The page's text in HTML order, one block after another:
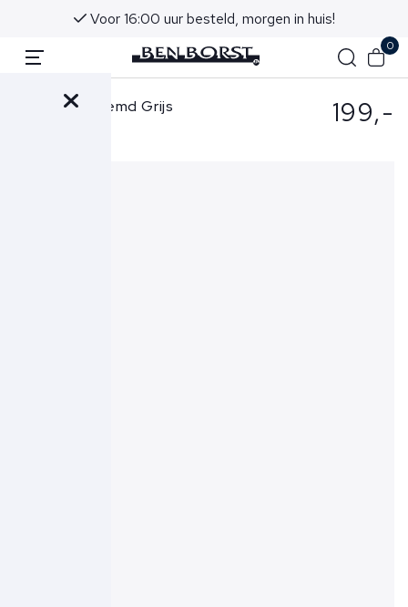
Voor 16:00 uur besteld, morgen in huis!
0
Xacus Overhemd Grijs 199,-